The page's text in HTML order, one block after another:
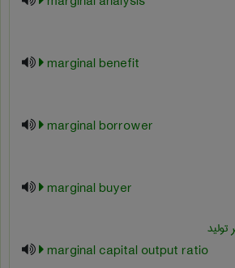
marginal benefit
marginal borrower
marginal buyer
marginal capital output ratio